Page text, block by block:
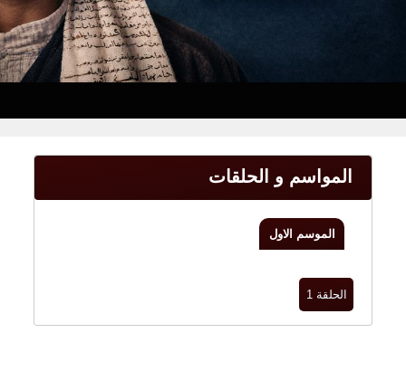
المواسم و الحلقات
الموسم الاول
الحلقة 1